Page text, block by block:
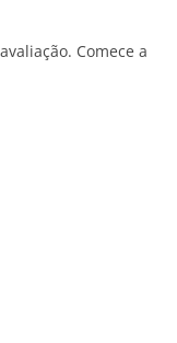
Comece a